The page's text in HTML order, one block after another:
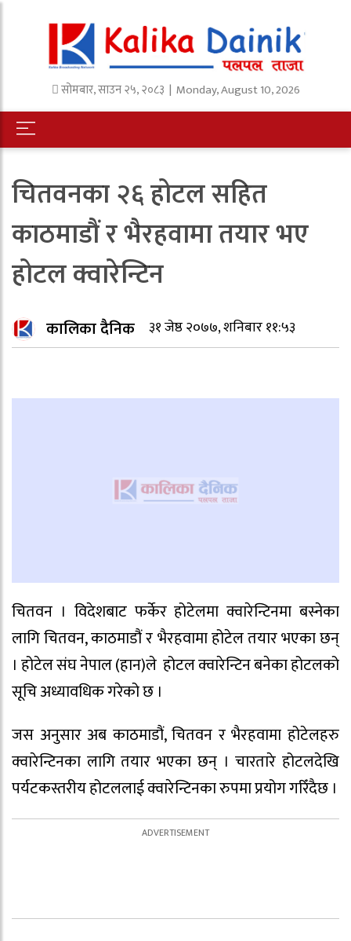
सोमबार,साउन२५,२०८३ | Monday, August 10, 2026
चितवनका २६ होटल सहित
काठमाडौं र भैरहवामा तयार भए
होटल क्वारेन्टिन
कालिका दैनिक ३१ जेष्ठ २०७७, शनिबार ११:५३
चितवन । विदेशबाट फर्केर होटेलमा क्वारेन्टिनमा बस्नेका
लागि चितवन, काठमाडौं र भैरहवामा होटेल तयार भएका छन्
। होटेल संघ नेपाल (हान)ले होटल क्वारेन्टिन बनेका होटलको
सूचि अध्यावधिक गरेको छ ।
जस अनुसार अब काठमाडौं, चितवन र भैरहवामा होटेलहरु
क्वारेन्टिनका लागि तयार भएका छन् । चारतारे होटलदेखि
पर्यटकस्तरीय होटललाई क्वारेन्टिनका रुपमा प्रयोग गरिँदैछ ।